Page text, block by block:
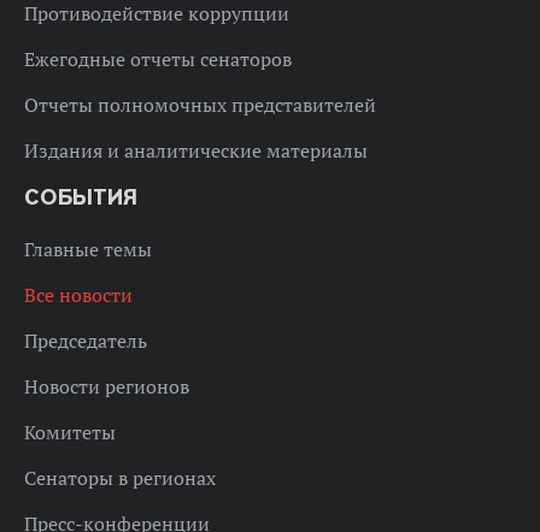
Противодействие коррупции
Ежегодные отчеты сенаторов
Отчеты полномочных представителей
Издания и аналитические материалы
СОБЫТИЯ
Главные темы
Все новости
Председатель
Новости регионов
Комитеты
Сенаторы в регионах
Пресс-конференции